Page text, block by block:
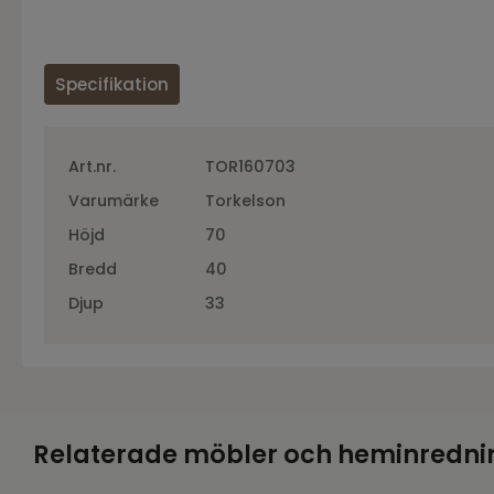
Specifikation
Art.nr.
TOR160703
Varumärke
Torkelson
Höjd
70
Bredd
40
Djup
33
Relaterade möbler och